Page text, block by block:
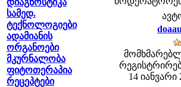
დიაგნოსტიკა
სამედ.
ტექნოლოგიები
ადამიანის
ორგანოები
მკურნალობა
ფიტოთერაპია
რეცეპტები
14 იანვარი